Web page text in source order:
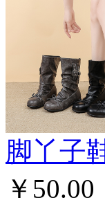
脚丫子
￥50.00